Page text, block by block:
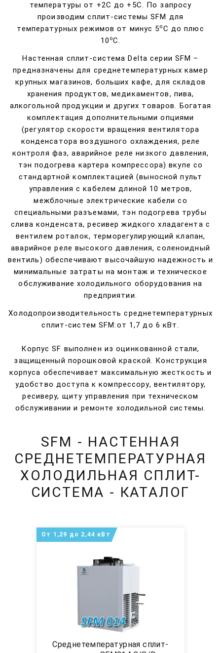
температуры от +2С до +5С. По запросу
производим сплит-системы SFM для
температурных режимов от минус 5оС до плюс
10 оС.
Настенная сплит-система Delta серии SFM –
предназначены для среднетемпературных камер
крупных магазинов, больших кафе, для складов
хранения продуктов, медикаментов, пива,
алкогольной продукции и других товаров. Богатая
комплектация дополнительными опциями
(регулятор скорости вращения вентилятора
конденсатора воздушного охлаждения, реле
контроля фаз, аварийное реле низкого давления,
тэн подогрева картера компрессора) вкупе со
стандартной комплектацией (выносной пульт
управления с кабелем длиной 10 метров,
межблочные электрические кабели со
специальными разъемами, тэн подогрева трубы
слива конденсата, ресивер жидкого хладагента с
вентилем роталок, терморегулирующий клапан,
аварийное реле высокого давления, соленоидный
вентиль) обеспечивают высочайшую надежность и
минимальные затраты на монтаж и техническое
обслуживание холодильного оборудования на
предприятии.
Холодопроизводительность среднетемпературных
сплит-систем SFM:от 1,7 до 6 кВт.
Корпус SF выполнен из оцинкованной стали,
защищенный порошковой краской. Конструкция
корпуса обеспечивает максимальную жесткость и
удобство доступа к компрессору, вентилятору,
ресиверу, щиту управления при техническом
обслуживании и ремонте холодильной системы.
SFM - НАСТЕННАЯ
СРЕДНЕТЕМПЕРАТУРНАЯ
ХОЛОДИЛЬНАЯ СПЛИТ-
СИСТЕМА - КАТАЛОГ
Среднетемпературная сплит-
От 1,29 до 2,44 кВт